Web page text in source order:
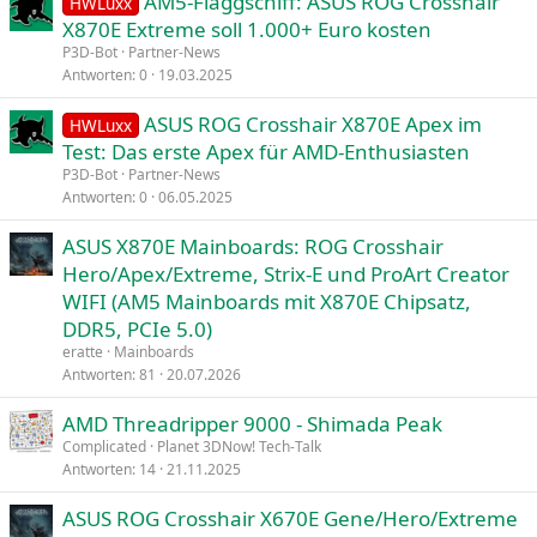
X870E Extreme soll 1.000+ Euro kosten
P3D-Bot Partner-News
Antworten 0 19.03.2025
HWLuxx ASUS ROG Crosshair X870E Apex im
Test: Das erste Apex für AMD-Enthusiasten
P3D-Bot Partner-News
Antworten 0 06.05.2025
ASUS X870E Mainboards: ROG Crosshair
Hero/Apex/Extreme, Strix-E und ProArt Creator
WIFI (AM5 Mainboards mit X870E Chipsatz,
DDR5, PCIe 5.0)
eratte
Mainboards
Antworten 81 20.07.2026
AMD Threadripper 9000 - Shimada Peak
Complicated Planet 3DNow! Tech-Talk
Antworten 14 21.11.2025
ASUS ROG Crosshair X670E Gene/Hero/Extreme